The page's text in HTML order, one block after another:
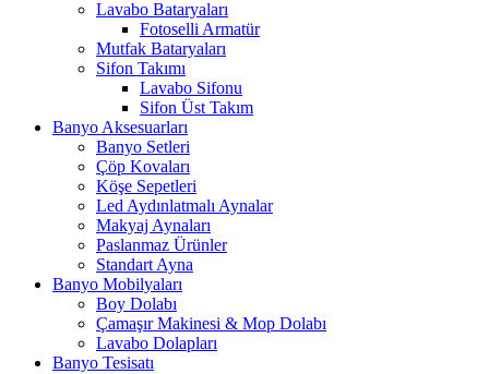
Lavabo Bataryaları
Fotoselli Armatür
Mutfak Bataryaları
Sifon Takımı
Lavabo Sifonu
Sifon Üst Takım
Banyo Aksesuarları
Banyo Setleri
Çöp Kovaları
Köşe Sepetleri
Led Aydınlatmalı Aynalar
Makyaj Aynaları
Paslanmaz Ürünler
Standart Ayna
Banyo Mobilyaları
Boy Dolabı
Çamaşır Makinesi & Mop Dolabı
Lavabo Dolapları
Banyo Tesisatı